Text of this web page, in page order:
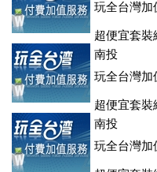
玩全台灣加
超便宜套裝
登、訂房系統、客房委託旅
南投
玩全台灣加
超便宜套裝
登、訂房系統、客房委託旅
南投
玩全台灣加